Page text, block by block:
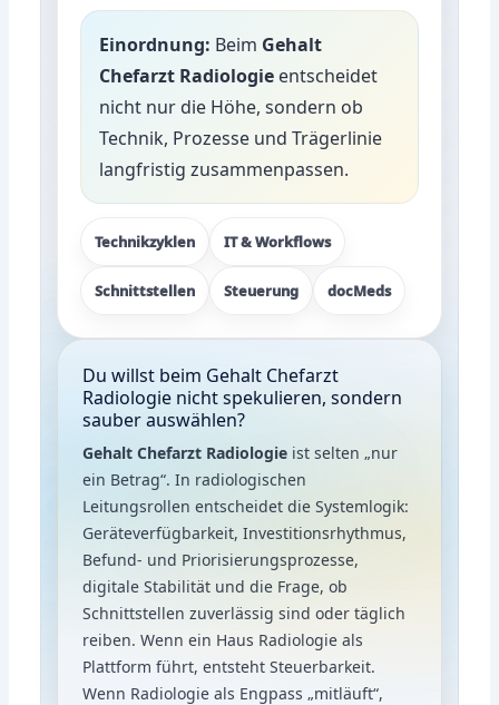
Einordnung: Beim Gehalt
Chefarzt Radiologie entscheidet
nicht nur die Höhe, sondern ob
Technik, Prozesse und Trägerlinie
langfristig zusammenpassen.
Technikzyklen IT & Workflows
Schnittstellen Steuerung docMeds
Du willst beim Gehalt Chefarzt
Radiologie nicht spekulieren, sondern
sauber auswählen?
Gehalt Chefarzt Radiologie ist selten „nur
ein Betrag“. In radiologischen
Leitungsrollen entscheidet die Systemlogik:
Geräteverfügbarkeit, Investitionsrhythmus,
Befund- und Priorisierungsprozesse,
digitale Stabilität und die Frage, ob
Schnittstellen zuverlässig sind oder täglich
reiben. Wenn ein Haus Radiologie als
Plattform führt, entsteht Steuerbarkeit.
Wenn Radiologie als Engpass „mitläuft“,